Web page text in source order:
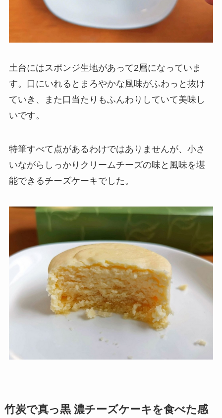
土台にはスポンジ生地があって2層になっていま
す。口にいれるとまろやかな風味がふわっと抜け
ていき、また口当たりもふんわりしていて美味し
いです。
特筆すべて点があるわけではありませんが、小さ
いながらしっかりクリームチーズの味と風味を堪
能できるチーズケーキでした。
竹炭で真っ黒 濃チーズケーキを食べた感